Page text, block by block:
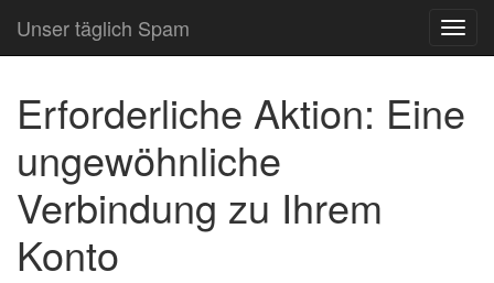
Unser täglich Spam
Erforderliche Aktion: Eine
ungewöhnliche
Verbindung zu Ihrem
Konto